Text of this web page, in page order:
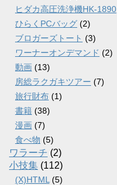
ヒダカ高圧洗浄機HK-1890
ひらくPCバッグ (2)
ブロガーズトート (3)
ワーナーオンデマンド (2)
動画 (13)
房総ラクガキツアー (7)
旅行財布 (1)
書籍 (38)
漫画 (7)
食べ物 (5)
ワラーチ (2)
小技集 (112)
(X)HTML (5)